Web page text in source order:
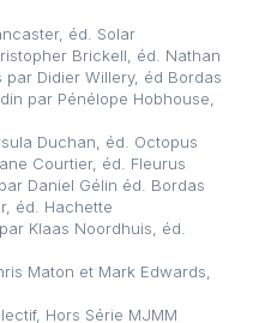
éd. Solar
Brickell, éd. Nathan
Didier Willery, éd Bordas
par Pénélope Hobhouse,
Duchan, éd. Octopus
Courtier, éd. Fleurus
Daniel Gélin éd. Bordas
éd. Hachette
Klaas Noordhuis, éd.
Maton et Mark Edwards,
Hors Série MJMM